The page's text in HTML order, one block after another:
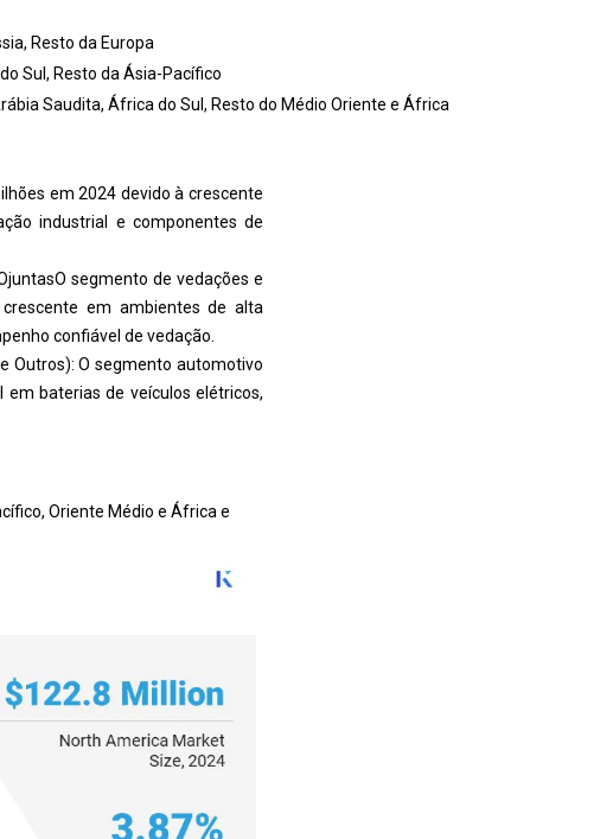
Resto da Europa
Sul, Resto da Ásia-Pacífico
Saudita, África do Sul, Resto do Médio Oriente e África
em 2024 devido à crescente
industrial e componentes de
juntasO segmento de vedações e
em ambientes de alta
confiável de vedação.
Outros): O segmento automotivo
baterias de veículos elétricos,
Oriente Médio e África e